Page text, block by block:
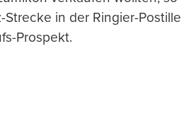
in der Ringier-Postille
Prospekt.